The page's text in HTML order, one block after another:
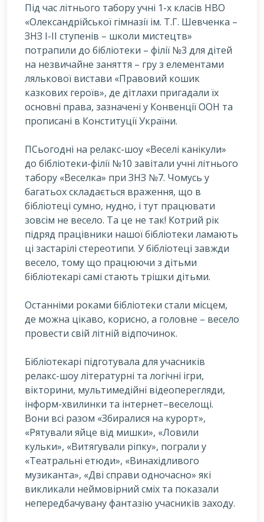
Під час літнього табору учні 1-х класів НВО
«Олександрійської гімназії ім. Т.Г. Шевченка –
ЗНЗ І-ІІ ступенів – школи мистецтв»
потрапили до бібліотеки – філії №3 для дітей
на незвичайне заняття – гру з елементами
лялькової вистави «Правовий кошик
казкових героїв», де дітлахи пригадали їх
основні права, зазначені у Конвенції ООН та
прописані в Конституції України.
ПСьогодні на релакс-шоу «Веселі канікули»
до бібліотеки-філії №10 завітали учні літнього
табору «Веселка» при ЗНЗ №7. Чомусь у
багатьох складається враження, що в
бібліотеці сумно, нудно, і тут працювати
зовсім не весело. Та це не так! Котрий рік
підряд працівники нашої бібліотеки ламають
ці застарілі стереотипи. У бібліотеці завжди
весело, тому що працюючи з дітьми
бібліотекарі самі стають трішки дітьми.
Останніми роками бібліотеки стали місцем,
де можна цікаво, корисно, а головне – весело
провести свій літній відпочинок.
Бібліотекарі підготувала для учасників
релакс-шоу літературні та логічні ігри,
вікторини, мультимедійні відеоперегляди,
інформ-хвилинки та інтернет–веселощі.
Вони всі разом «Збиралися на курорт»,
«Рятували яйце від мишки», «Ловили
кульки», «Витягували ріпку», пограли у
«Театральні етюди», «Винахідливого
музиканта», «Дві справи одночасно» які
викликали неймовірний сміх та показали
непередбачувану фантазію учасників заходу.